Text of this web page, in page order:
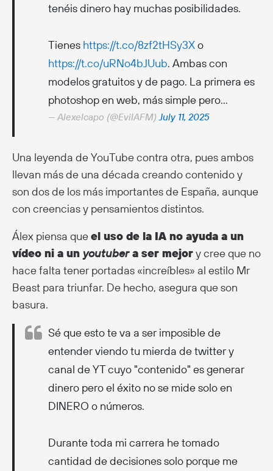
tenéis dinero hay muchas posibilidades.
Tienes https://t.co/8zf2tHSy3Xo
https://t.co/uRNo4bJUub. Ambas con
modelos gratuitos y de pago. La primera es
photoshop en web, más simple pero…
— Alexelcapo (@EvilAFM) July 11, 2025
Una leyenda de YouTube contra otra, pues ambos
llevan más de una década creando contenido y
son dos de los más importantes de España, aunque
con creencias y pensamientos distintos.
Álex piensa queel uso de la IA no ayuda a un
vídeo ni a un youtubera ser mejory cree que no
hace falta tener portadas «increíbles» al estilo Mr
Beast para triunfar. De hecho, asegura que son
basura.
Sé que esto te va a ser imposible de
entender viendo tu mierda de twitter y
canal de YT cuyo "contenido" es generar
dinero pero el éxito no se mide solo en
DINERO o números.
Durante toda mi carrera he tomado
cantidad de decisiones solo porque me